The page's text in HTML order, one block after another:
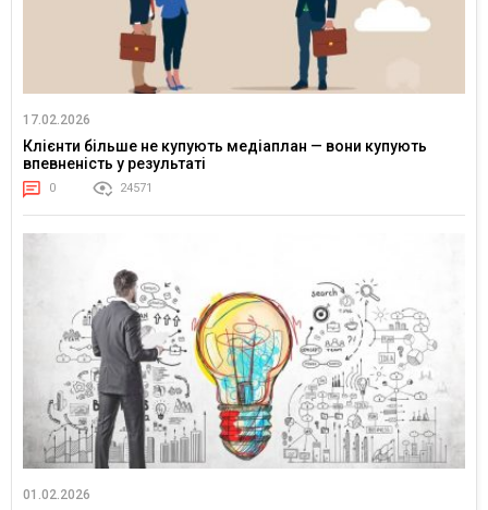
17.02.2026
Клієнти більше не купують медіаплан — вони купують
впевненість у результаті
0 24571
01.02.2026